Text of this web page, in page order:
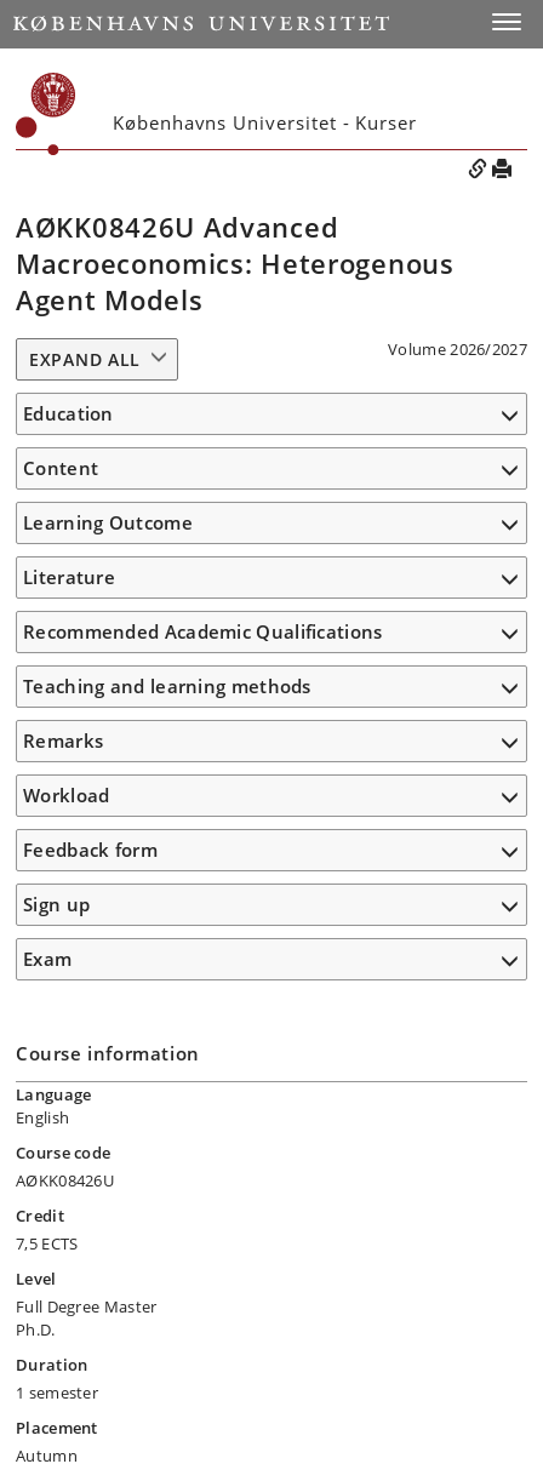
Københavns Universitet - Kurser
AØKK08426U Advanced
Macroeconomics: Heterogenous
Agent Models
Volume 2026/2027
EXPAND ALL
Education
Content
Learning Outcome
Literature
Recommended Academic Qualifications
Teaching and learning methods
Remarks
Workload
Feedback form
Sign up
Exam
Course information
Language
English
Course code
AØKK08426U
Credit
7,5 ECTS
Level
Full Degree Master
Ph.D.
Duration
1 semester
Placement
Autumn